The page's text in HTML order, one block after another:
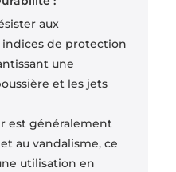
aux
de protection
une
et les jets
est généralement
au vandalisme, ce
utilisation en